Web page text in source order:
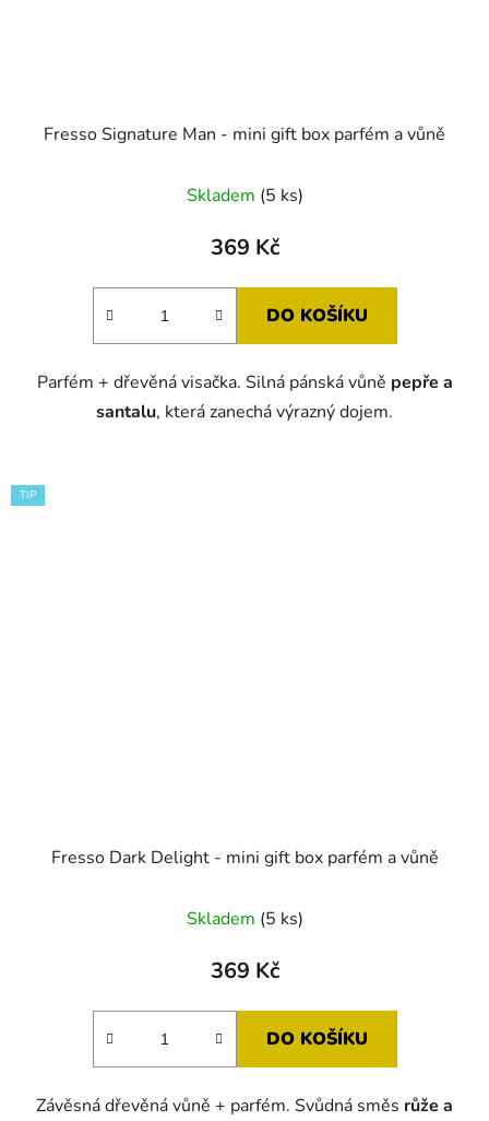
Fresso Signature Man - mini gift box parfém a vůně
hodnocení
produktu
5,0
hvězdiček.
Skladem (5 ks)
369 Kč
DO KOŠÍKU
Parfém + dřevěná visačka. Silná pánská vůně pepře a
santalu, která zanechá výrazný dojem.
TIP
Fresso Dark Delight - mini gift box parfém a vůně
hodnocení
produktu
5,0
hvězdiček.
Skladem (5 ks)
369 Kč
DO KOŠÍKU
Závěsná dřevěná vůně + parfém. Svůdná směs růže a